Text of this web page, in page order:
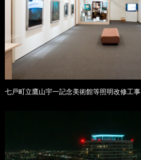
七戸町立鷹山宇一記念美術館等照明改修工事